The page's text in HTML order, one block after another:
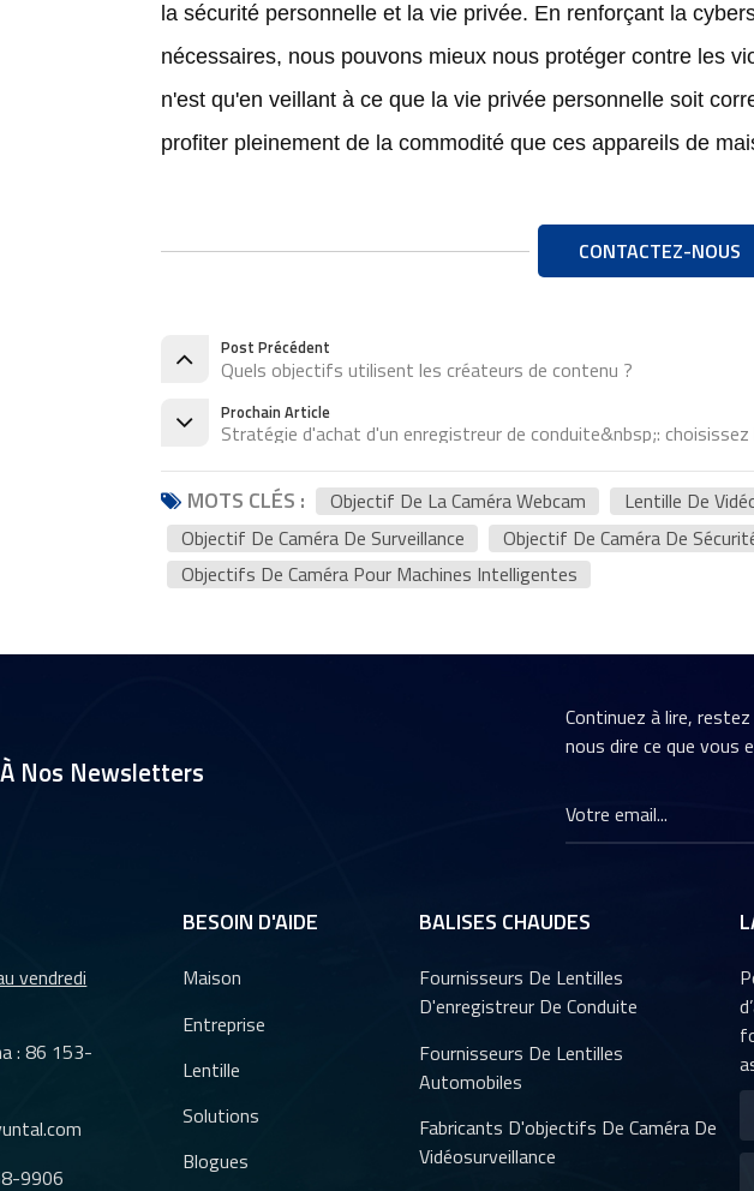
la sécurité personnelle et la vie privée. En renforçant la
nécessaires, nous pouvons mieux nous protéger contre les
n'est qu'en veillant à ce que la vie privée personnelle soit
profiter pleinement de la commodité que ces appareils de
CONTACTEZ-NOUS
Post Précédent
Quels objectifs utilisent les créateurs de contenu ?
Prochain Article
Stratégie d'achat d'un enregistreur de conduite&nbsp;:
MOTS CLÉS : Objectif De La Caméra Webcam
Lentille De
Objectif De Caméra De Surveillance
Objectif De Caméra De
Objectifs De Caméra Pour Machines Intelligentes
Nos Newsletters
Continuez à lire,
nous dire ce que vous
vendredi
:86 153-
9906
BESOIN D'AIDE
Maison
Entreprise
Lentille
Solutions
Blogues
BALISES CHAUDES
Fournisseurs De Lentilles
D'enregistreur De Conduite
Fournisseurs De Lentilles
Automobiles
Fabricants D'objectifs De Caméra De
Vidéosurveillance